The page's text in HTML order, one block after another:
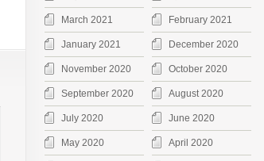
March 2021 February 2021
January 2021 December 2020
November 2020 October 2020
September 2020 August 2020
July 2020 June 2020
May 2020 April 2020